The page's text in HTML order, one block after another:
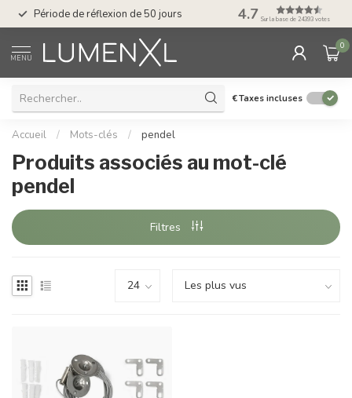
Période de réflexion de 50 jours Service : du lundi
17.00
4.7 Sur la base de 24393 votes
MENU
0
€Taxes incluses
Accueil / Mots-clés / pendel
Produits associés au mot-clé
pendel
Filtres